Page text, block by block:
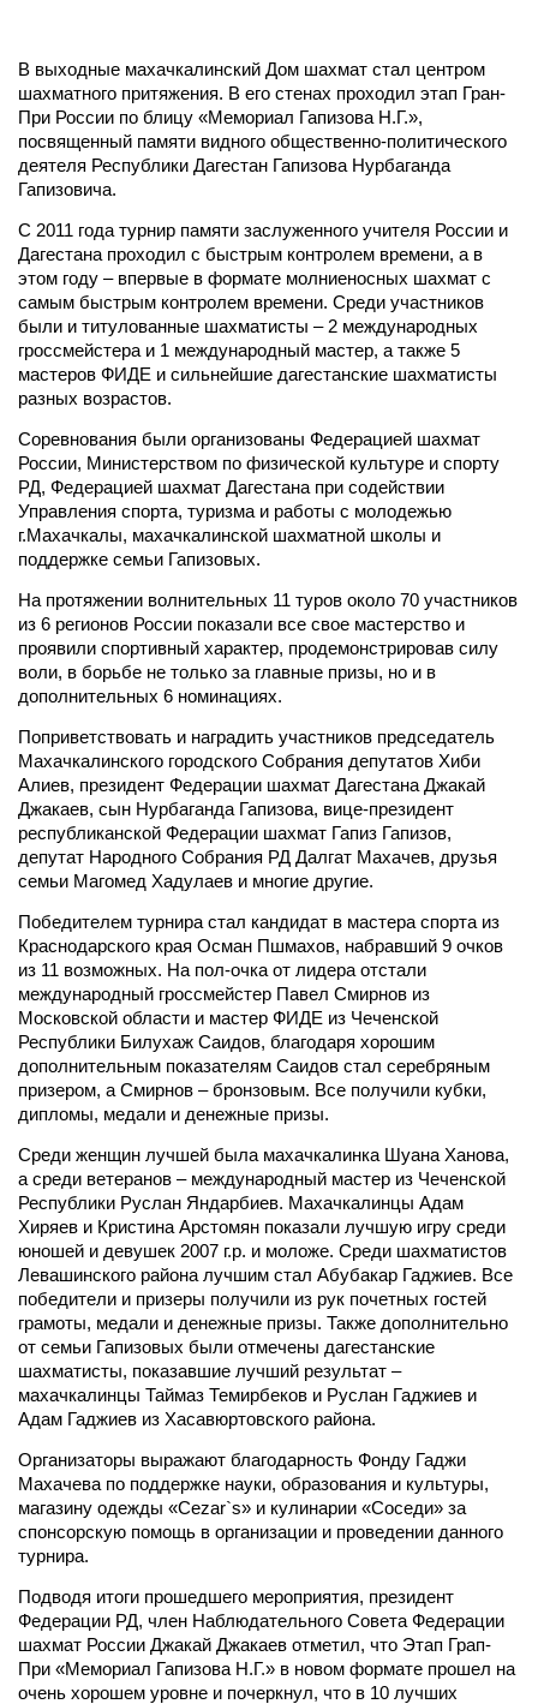
В выходные махачкалинский Дом шахмат стал центром
шахматного притяжения. В его стенах проходил этап Гран-
При России по блицу «Мемориал Гапизова Н.Г.»,
посвященный памяти видного общественно-политического
деятеля Республики Дагестан Гапизова Нурбаганда
Гапизовича.
С 2011 года турнир памяти заслуженного учителя России и
Дагестана проходил с быстрым контролем времени, а в
этом году – впервые в формате молниеносных шахмат с
самым быстрым контролем времени. Среди участников
были и титулованные шахматисты – 2 международных
гроссмейстера и 1 международный мастер, а также 5
мастеров ФИДЕ и сильнейшие дагестанские шахматисты
разных возрастов.
Соревнования были организованы Федерацией шахмат
России, Министерством по физической культуре и спорту
РД, Федерацией шахмат Дагестана при содействии
Управления спорта, туризма и работы с молодежью
г.Махачкалы, махачкалинской шахматной школы и
поддержке семьи Гапизовых.
На протяжении волнительных 11 туров около 70 участников
из 6 регионов России показали все свое мастерство и
проявили спортивный характер, продемонстрировав силу
воли, в борьбе не только за главные призы, но и в
дополнительных 6 номинациях.
Поприветствовать и наградить участников председатель
Махачкалинского городского Собрания депутатов Хиби
Алиев, президент Федерации шахмат Дагестана Джакай
Джакаев, сын Нурбаганда Гапизова, вице-президент
республиканской Федерации шахмат Гапиз Гапизов,
депутат Народного Собрания РД Далгат Махачев, друзья
семьи Магомед Хадулаев и многие другие.
Победителем турнира стал кандидат в мастера спорта из
Краснодарского края Осман Пшмахов, набравший 9 очков
из 11 возможных. На пол-очка от лидера отстали
международный гроссмейстер Павел Смирнов из
Московской области и мастер ФИДЕ из Чеченской
Республики Билухаж Саидов, благодаря хорошим
дополнительным показателям Саидов стал серебряным
призером, а Смирнов – бронзовым. Все получили кубки,
дипломы, медали и денежные призы.
Среди женщин лучшей была махачкалинка Шуана Ханова,
а среди ветеранов – международный мастер из Чеченской
Республики Руслан Яндарбиев. Махачкалинцы Адам
Хиряев и Кристина Арстомян показали лучшую игру среди
юношей и девушек 2007 г.р. и моложе. Среди шахматистов
Левашинского района лучшим стал Абубакар Гаджиев. Все
победители и призеры получили из рук почетных гостей
грамоты, медали и денежные призы. Также дополнительно
от семьи Гапизовых были отмечены дагестанские
шахматисты, показавшие лучший результат –
махачкалинцы Таймаз Темирбеков и Руслан Гаджиев и
Адам Гаджиев из Хасавюртовского района.
Организаторы выражают благодарность Фонду Гаджи
Махачева по поддержке науки, образования и культуры,
магазину одежды «Cezar`s» и кулинарии «Соседи» за
спонсорскую помощь в организации и проведении данного
турнира.
Подводя итоги прошедшего мероприятия, президент
Федерации РД, член Наблюдательного Совета Федерации
шахмат России Джакай Джакаев отметил, что Этап Грап-
При «Мемориал Гапизова Н.Г.» в новом формате прошел на
очень хорошем уровне и почеркнул, что в 10 лучших